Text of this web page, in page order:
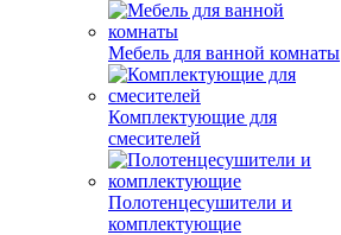
Мебель для ванной комнаты
Комплектующие для
смесителей
Полотенцесушители и
комплектующие